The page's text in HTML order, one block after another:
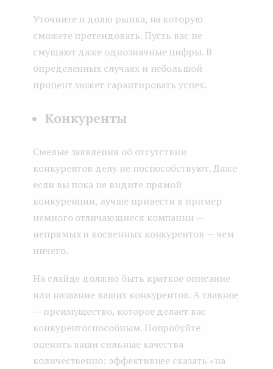
Уточните и долю рынка, на которую
сможете претендовать. Пусть вас не
смущают даже однозначные цифры. В
определенных случаях и небольшой
процент может гарантировать успех.
Конкуренты
Смелые заявления об отсутствии
конкурентов делу не поспособствуют. Даже
если вы пока не видите прямой
конкуренции, лучше привести в пример
немного отличающиеся компании —
непрямых и косвенных конкурентов — чем
ничего.
На слайде должно быть краткое описание
или название ваших конкурентов. А главное
— преимущество, которое делает вас
конкурентоспособным. Попробуйте
оценить ваши сильные качества
количественно: эффективнее сказать «на